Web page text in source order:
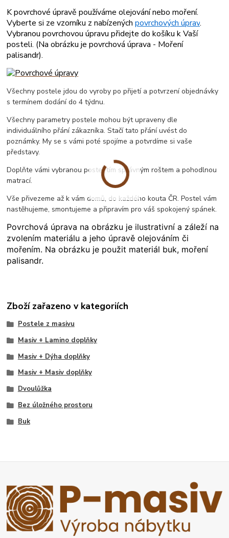
K povrchové úpravě používáme olejování nebo moření.
Vyberte si ze vzorníku z nabízenýchpovrchových úprav.
Vybranou povrchovou úpravu přidejte do košíku k Vaší
posteli. (Na obrázku je povrchová úprava - Moření
palisandr).
Všechny postele jdou do vyroby po přijetí a potvrzení objednávky
s termínem dodání do 4 týdnu.
Všechny parametry postele mohou být upraveny dle
individuálního přání zákazníka. Stačí tato přání uvést do
poznámky. My se s vámi poté spojíme a potvrdíme si vaše
představy.
Doplňte vámi vybranou postel tím správným roštem a pohodlnou
matrací.
Vše přivezeme až k vám domů, do každého kouta ČR. Postel vám
nastěhujeme, smontujeme a připravím pro váš spokojený spánek.
Povrchová úprava na obrázku je ilustrativní a záleží na
zvolením materiálu a jeho úpravě olejováním či
mořením. Na obrázku je použit materiál buk, moření
palisandr.
Zboží zařazeno v kategoriích
Postele z masivu
Masiv + Lamino doplňky
Masiv + Dýha doplňky
Masiv + Masiv doplňky
Dvoulůžka
Bez úložného prostoru
Buk